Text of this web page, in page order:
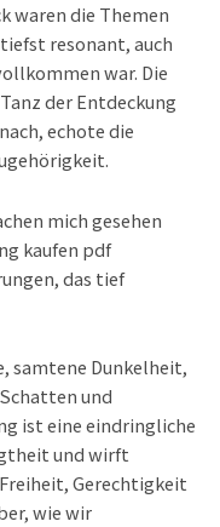
waren die Themen
resonant, auch
war. Die
der Entdeckung
echote die
mich gesehen
kaufen pdf
das tief
samtene Dunkelheit,
und
ist eine eindringliche
und wirft
Gerechtigkeit
wie wir